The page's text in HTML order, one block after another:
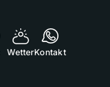
WetterKontakt